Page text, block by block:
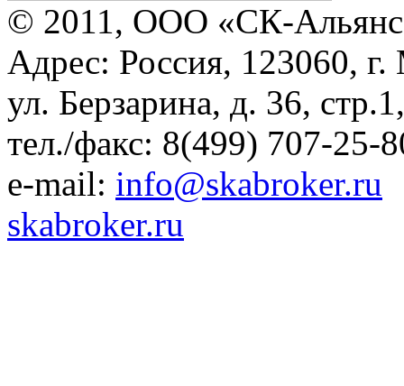
© 2011, ООО «СК-
Адрес: Россия, 123060, г.
ул. Берзарина, д. 36,
тел./факс: 8(499) 707-25-
e-mail: info@skabroker.ru
skabroker.ru